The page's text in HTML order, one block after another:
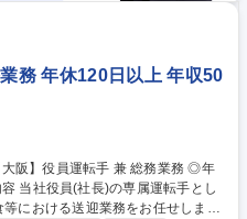
務 年休120日以上 年収50
における送迎業務をお任せしま